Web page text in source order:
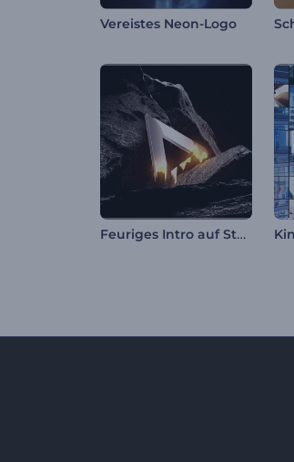
Vereistes Neon-Logo
Feuriges Intro auf Steinsockel